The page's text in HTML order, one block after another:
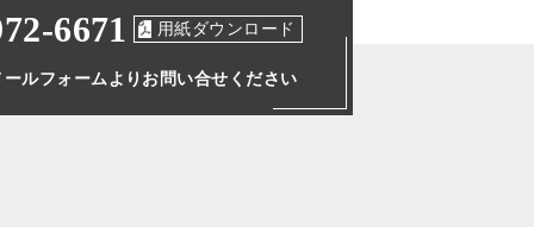
6671 用紙ダウンロード
ールフォームより お問い合せください